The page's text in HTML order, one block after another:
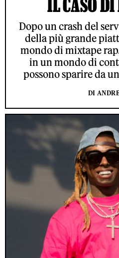
IL CASO
Dopo un crash del
della più grande
mondo di mixtape
in un mondo di
possono sparire da
DI